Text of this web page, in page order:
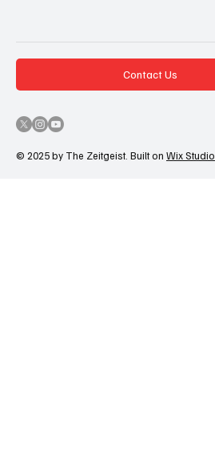
© 2025 by The Zeitgeist. Built on Wix Studio
Contact Us